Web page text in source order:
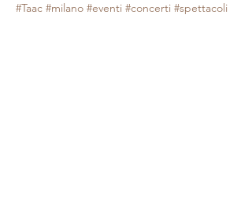
#Taac #milano #eventi #concerti #spettacoli